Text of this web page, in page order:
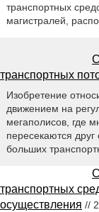
транспортных
магистралей,
транспортных
Изобретение
движением на
мегаполисов, где
пересекаются
больших
транспортных
осуществления //